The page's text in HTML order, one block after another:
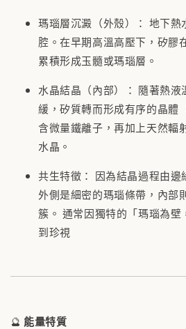
瑪瑙層沉澱（外殼）： 地下
腔。在早期高溫高壓下，矽膠
累積形成玉髓或瑪瑙層。
水晶結晶（內部）： 隨著熱
緩，矽質轉而形成有序的晶體
含微量鐵離子，再加上天然輻
水晶。
共生特徵： 因為結晶過程由
外側是細密的瑪瑙條帶，內部
簇。 通常因獨特的「瑪瑙為
到珍視
🔮 能量特質